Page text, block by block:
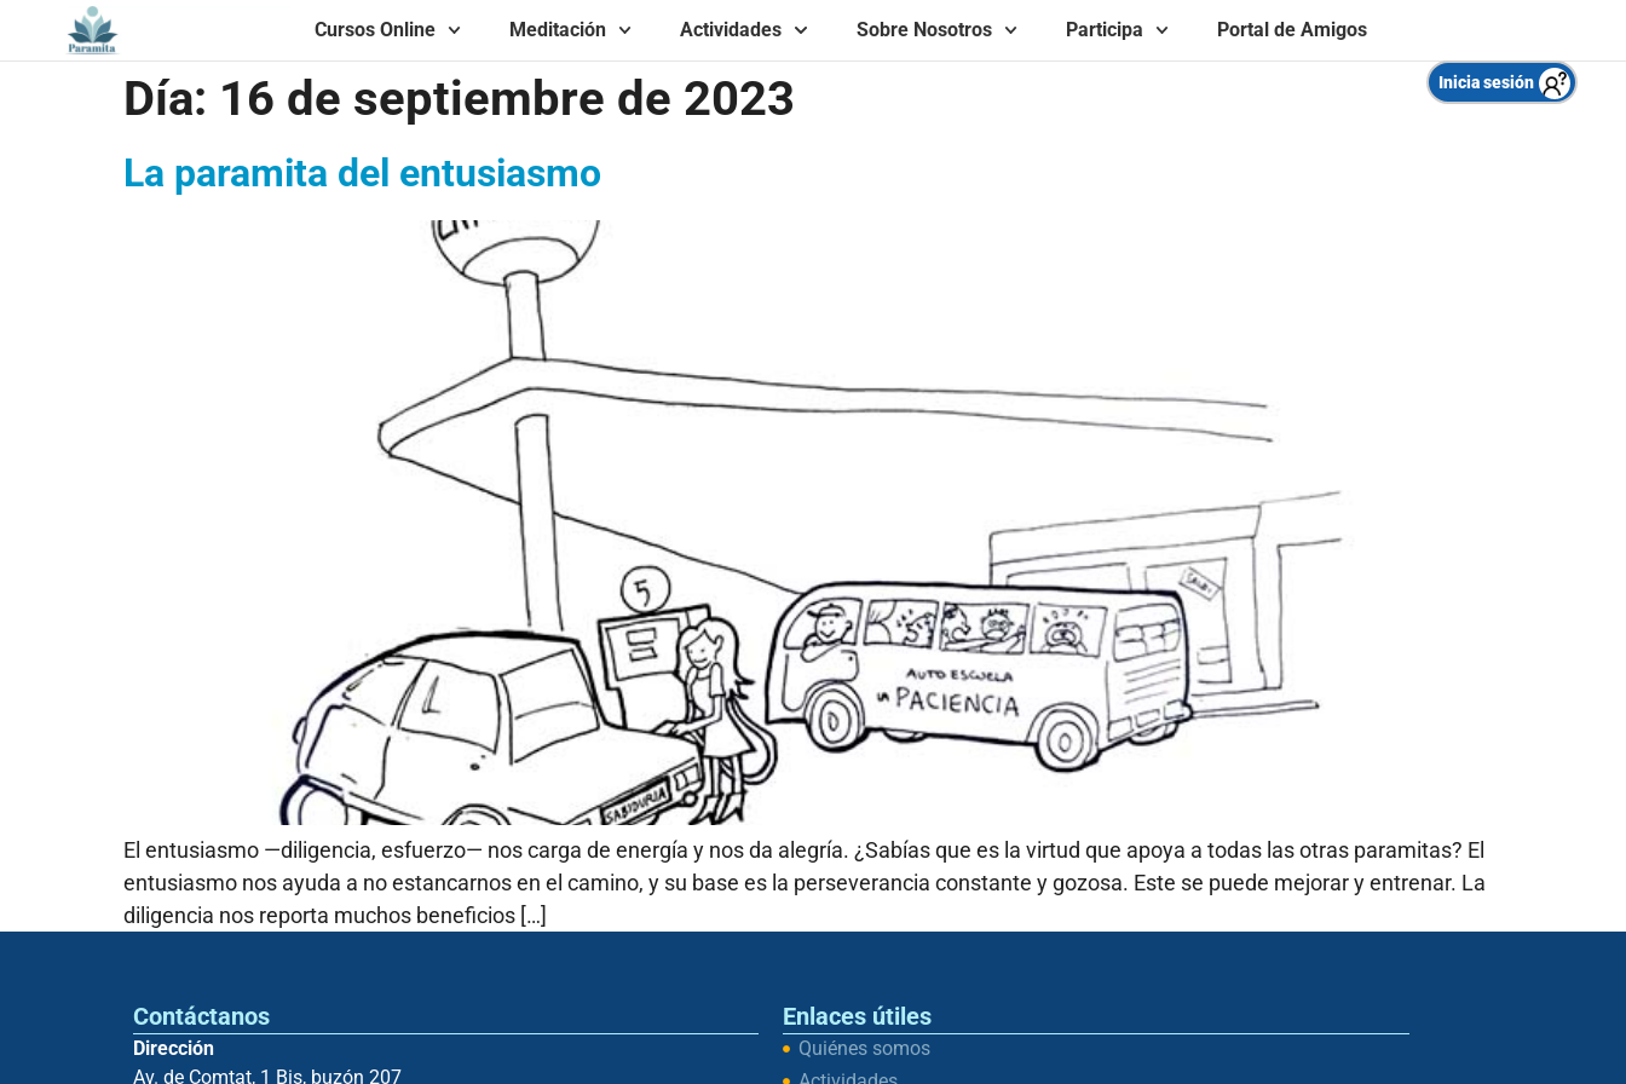
Inicia sesión
Cursos Online Meditación Actividades Sobre Nosotros Participa Portal de Amigos
Día: 16 de septiembre de 2023
La paramita del entusiasmo
El entusiasmo —diligencia, esfuerzo— nos carga de energía y nos da alegría. ¿Sabías que es la virtud que apoya a todas las otras paramitas? El
entusiasmo nos ayuda a no estancarnos en el camino, y su base es la perseverancia constante y gozosa. Este se puede mejorar y entrenar. La
diligencia nos reporta muchos beneficios […]
Contáctanos
Dirección
Av. de Comtat, 1 Bis, buzón 207
Enlaces útiles
Quiénes somos